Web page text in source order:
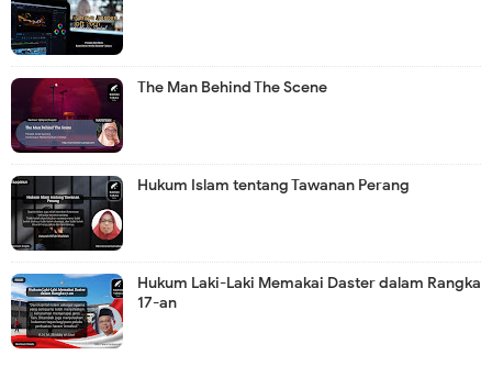
The Man Behind The Scene
Hukum Islam tentang Tawanan Perang
Hukum Laki-Laki Memakai Daster dalam Rangka
17-an